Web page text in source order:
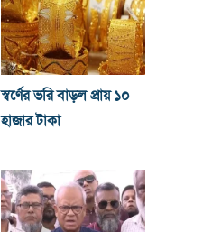
স্বর্ণের ভরি বাড়ল প্রায় ১০
হাজার টাকা